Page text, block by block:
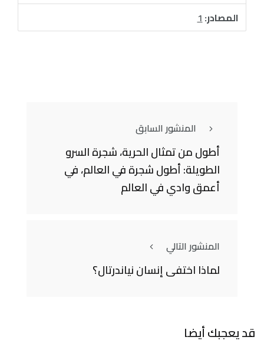
المصادر:1
المنشور السابق
أطول من تمثال الحرية، شجرة السرو
الطويلة: أطول شجرة في العالم، في
أعمق وادي في العالم
المنشور التالي
لماذا اختفى إنسان نياندرتال؟
قد يعجبك أيضا